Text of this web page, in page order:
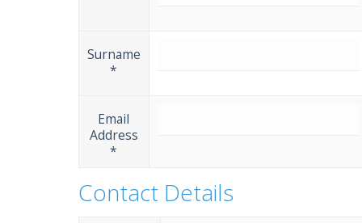
Surname
*
Email
Address
*
Contact Details